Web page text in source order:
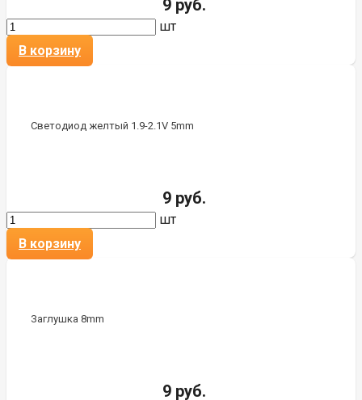
9 руб.
шт
В корзину
Светодиод желтый 1.9-2.1V 5mm
9 руб.
шт
В корзину
Заглушка 8mm
9 руб.